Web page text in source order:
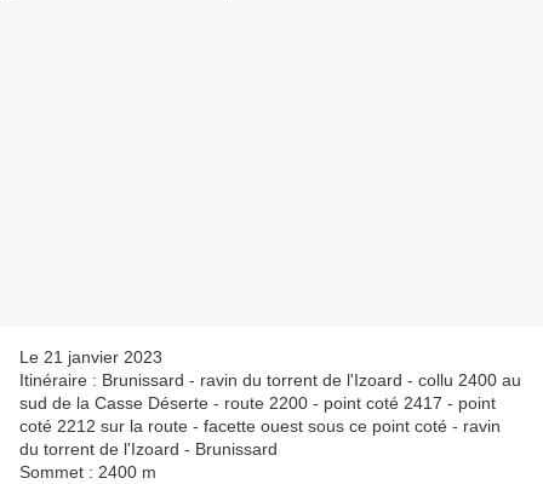
Le 21 janvier 2023
Itinéraire : Brunissard - ravin du torrent de l'Izoard - collu 2400 au
sud de la Casse Déserte - route 2200 - point coté 2417 - point
coté 2212 sur la route - facette ouest sous ce point coté - ravin
du torrent de l'Izoard - Brunissard
Sommet : 2400 m